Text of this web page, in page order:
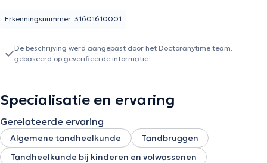
voordeel van het Tandheelkundig Centrum is dat het beschikt over
worden opgespoord.
Erkenningsnummer: 31601610001
De beschrijving werd aangepast door het Doctoranytime team,
gebaseerd op geverifieerde informatie.
Specialisatie en ervaring
Gerelateerde ervaring
Algemene tandheelkunde
Tandbruggen
Tandheelkunde bij kinderen en volwassenen